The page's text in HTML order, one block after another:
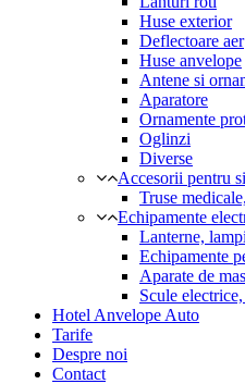
Huse exterior
Deflectoare aer
Huse anvelope
Antene si
Aparatore
Ornamente
Oglinzi
Diverse
Accesorii pentru
Truse
Echipamente
Lanterne,
Echipamente
Aparate de
Scule
Hotel Anvelope Auto
Tarife
Despre noi
Contact